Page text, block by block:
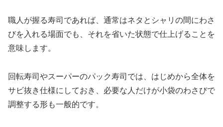
職人が握る寿司であれば、通常はネタとシャリの間にわさ
びを入れる場面でも、それを省いた状態で仕上げることを
意味します。
回転寿司やスーパーのパック寿司では、はじめから全体を
サビ抜き仕様にしておき、必要な人だけが小袋のわさびで
調整する形も一般的です。